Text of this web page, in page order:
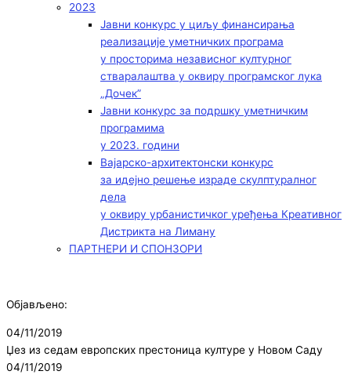
2023
Јавни конкурс у циљу финансирања
реализације уметничких програма
у просторима независног културног
стваралаштва у оквиру програмског лука
„Дочек”
Јавни конкурс за подршку уметничким
програмима
у 2023. години
Вајарско-архитектонски конкурс
за идејно решење израде скулптуралног
дела
у оквиру урбанистичког уређења Креативног
Дистрикта на Лиману
ПАРТНЕРИ И СПОНЗОРИ
Објављено:
04/11/2019
Џез из седам европских престоница културе у Новом Саду
04/11/2019